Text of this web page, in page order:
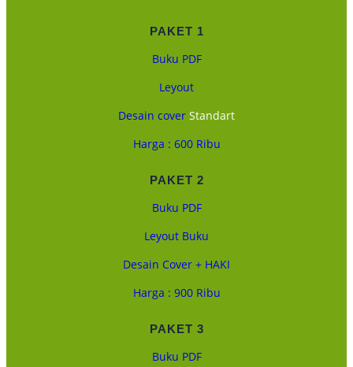
PAKET 1
Buku PDF
Leyout
Desain cover Standart
Harga : 600 Ribu
PAKET 2
Buku PDF
Leyout Buku
Desain Cover + HAKI
Harga : 900 Ribu
PAKET 3
Buku PDF